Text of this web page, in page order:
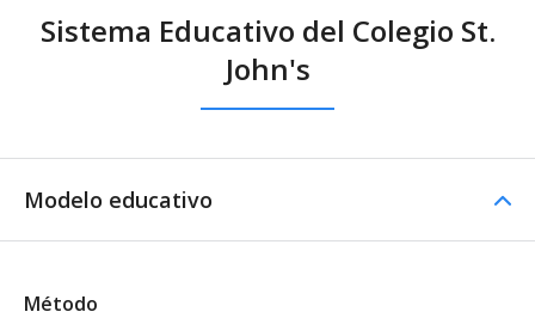
Sistema Educativo del Colegio St.
John's
Modelo educativo
Método